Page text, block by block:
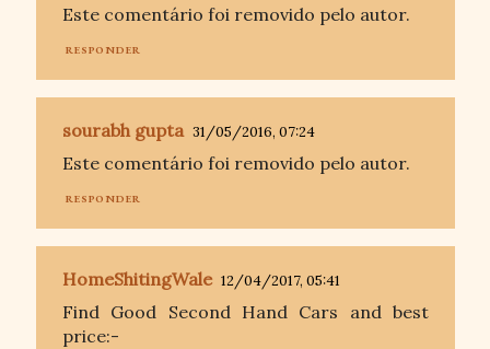
Este comentário foi removido pelo autor.
RESPONDER
sourabh gupta 31/05/2016, 07:24
Este comentário foi removido pelo autor.
RESPONDER
HomeShitingWale 12/04/2017, 05:41
Find Good Second Hand Cars and best
price:-